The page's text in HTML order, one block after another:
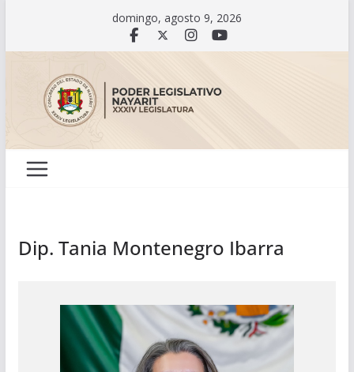
contenido
domingo, agosto 9, 2026
Dip. Tania Montenegro Ibarra